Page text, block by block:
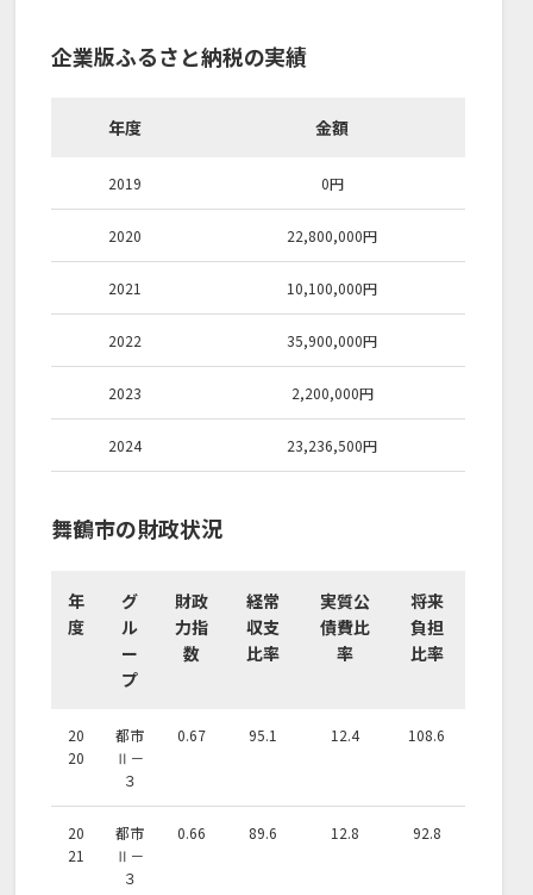
企業版ふるさと納税の実績
年度 金額
2019 0円
2020 22,800,000円
2021 10,100,000円
2022 35,900,000円
2023 2,200,000円
2024 23,236,500円
舞鶴市の財政状況
年
度
グ
ル
ー
プ
財政
力指
数
経常
収支
比率
実質公
債費比
率
将来
負担
比率
20
20
都市
Ⅱ－
３
0.67 95.1 12.4 108.6
20
21
都市
Ⅱ－
３
0.66 89.6 12.8 92.8